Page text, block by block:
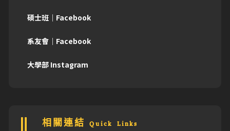
碩士班｜Facebook
系友會｜Facebook
大學部 Instagram
相關連結 Quick Links